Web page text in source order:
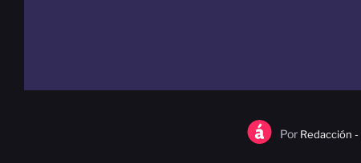
Por Redacción -